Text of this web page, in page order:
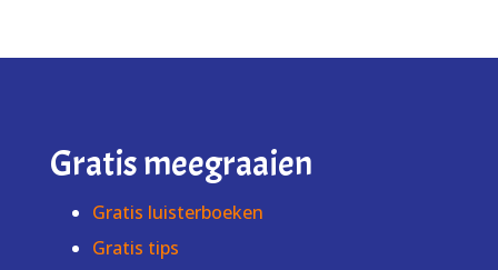
Gratis meegraaien
Gratis luisterboeken
Gratis tips